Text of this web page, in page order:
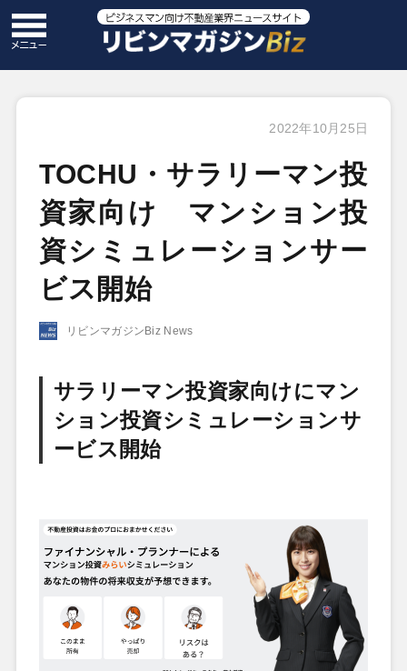
2022年10月25日
TOCHU・サラリーマン投
資家向け マンション投
資シミュレーションサー
ビス開始
リビンマガジンBiz News
サラリーマン投資家向けにマン
ション投資シミュレーションサ
ービス開始